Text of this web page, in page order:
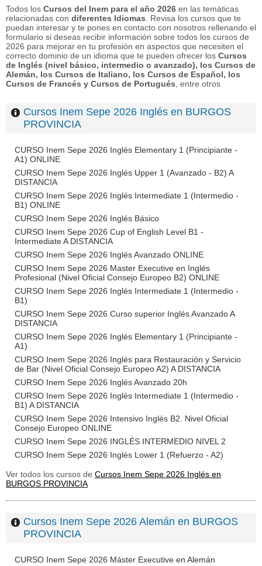
Todos los Cursos del Inem para el año 2026 en las temáticas
relacionadas con diferentes Idiomas . Revisa los cursos que te
puedan interesar y te pones en contacto con nosotros rellenando el
formulario si deseas recibir información sobre todos los cursos de
2026 para mejorar en tu profesión en aspectos que necesiten el
correcto dominio de un idioma que te pueden ofrecer los Cursos
de Inglés (nivel básico, intermedio o avanzado), los Cursos de
Alemán, los Cursos de Italiano, los Cursos de Español, los
Cursos de Francés y Cursos de Portugués , entre otros
Cursos Inem Sepe 2026 Inglés en BURGOS
PROVINCIA
CURSO Inem Sepe 2026 Inglés Elementary 1 (Principiante -
A1) ONLINE
CURSO Inem Sepe 2026 Inglés Upper 1 (Avanzado - B2) A
DISTANCIA
CURSO Inem Sepe 2026 Inglés Intermediate 1 (Intermedio -
B1) ONLINE
CURSO Inem Sepe 2026 Inglés Básico
CURSO Inem Sepe 2026 Cup of English Level B1 -
Intermediate A DISTANCIA
CURSO Inem Sepe 2026 Inglés Avanzado ONLINE
CURSO Inem Sepe 2026 Master Executive en Inglés
Profesional (Nivel Oficial Consejo Europeo B2) ONLINE
CURSO Inem Sepe 2026 Inglés Intermediate 1 (Intermedio -
B1)
CURSO Inem Sepe 2026 Curso superior Inglés Avanzado A
DISTANCIA
CURSO Inem Sepe 2026 Inglés Elementary 1 (Principiante -
A1)
CURSO Inem Sepe 2026 Inglés para Restauración y Servicio
de Bar (Nivel Oficial Consejo Europeo A2) A DISTANCIA
CURSO Inem Sepe 2026 Inglés Avanzado 20h
CURSO Inem Sepe 2026 Inglés Intermediate 1 (Intermedio -
B1) A DISTANCIA
CURSO Inem Sepe 2026 Intensivo Inglés B2. Nivel Oficial
Consejo Europeo ONLINE
CURSO Inem Sepe 2026 INGLÉS INTERMEDIO NIVEL 2
CURSO Inem Sepe 2026 Inglés Lower 1 (Refuerzo - A2)
Ver todos los cursos de Cursos Inem Sepe 2026 Inglés en
BURGOS PROVINCIA
Cursos Inem Sepe 2026 Alemán en BURGOS
PROVINCIA
CURSO Inem Sepe 2026 Máster Executive en Alemán